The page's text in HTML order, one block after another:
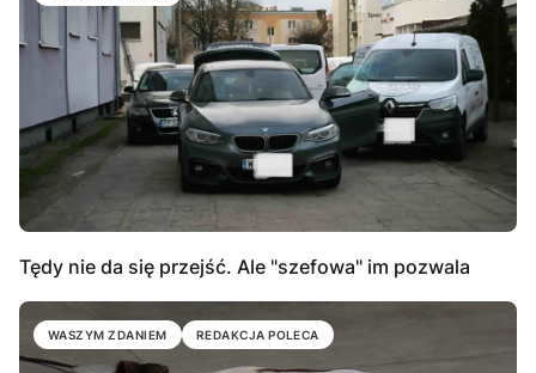
Tędy nie da się przejść. Ale "szefowa" im pozwala
WASZYM ZDANIEM REDAKCJA POLECA